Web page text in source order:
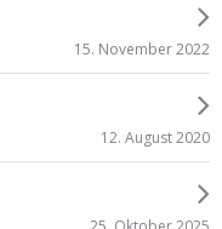
15. November 2022
12. August 2020